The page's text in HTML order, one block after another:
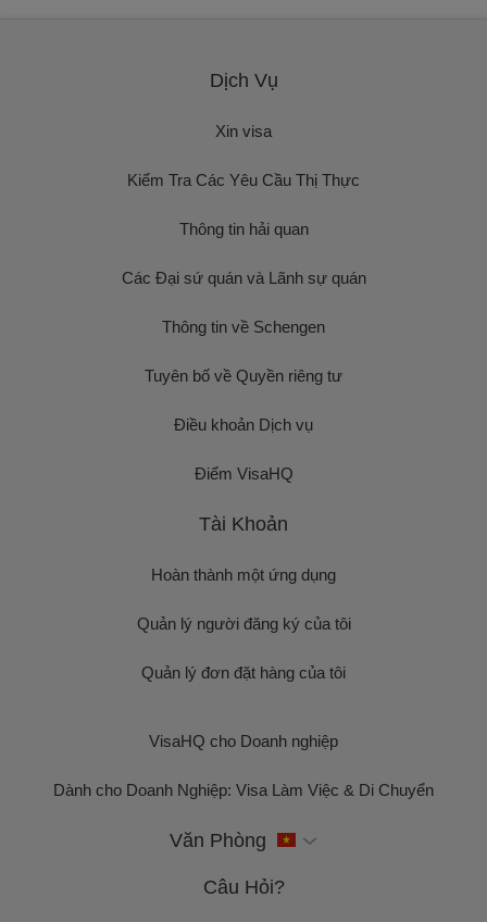
Dịch Vụ
Xin visa
Kiểm Tra Các Yêu Cầu Thị Thực
Thông tin hải quan
Các Đại sứ quán và Lãnh sự quán
Thông tin về Schengen
Tuyên bố về Quyền riêng tư
Điều khoản Dịch vụ
Điểm VisaHQ
Tài Khoản
Hoàn thành một ứng dụng
Quản lý người đăng ký của tôi
Quản lý đơn đặt hàng của tôi
VisaHQ cho Doanh nghiệp
Dành cho Doanh Nghiệp: Visa Làm Việc & Di Chuyển
Văn Phòng
Câu Hỏi?